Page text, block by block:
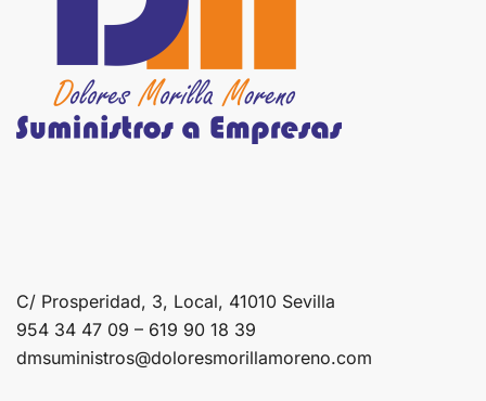
C/ Prosperidad, 3, Local, 41010 Sevilla
954 34 47 09 – 619 90 18 39
dmsuministros@doloresmorillamoreno.com